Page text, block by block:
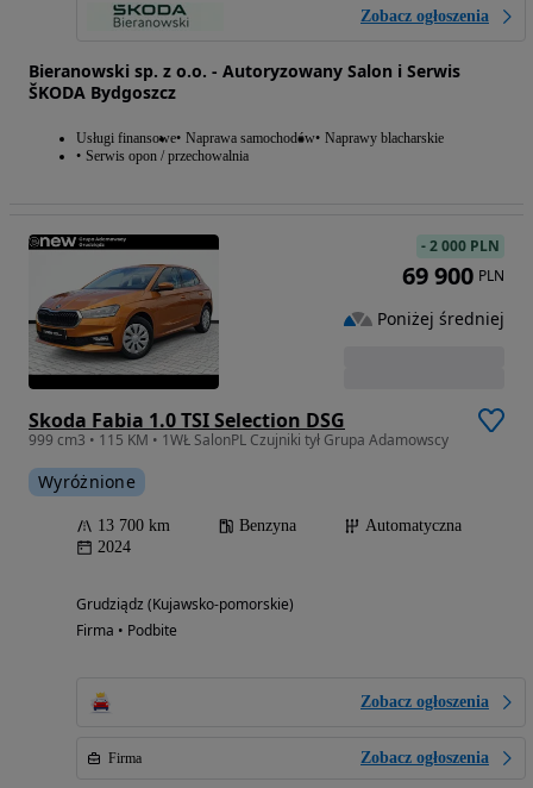
Zobacz ogłoszenia
Bieranowski sp. z o.o. - Autoryzowany Salon i Serwis
ŠKODA Bydgoszcz
Usługi finansowe Naprawa samochodów Naprawy blacharskie
Serwis opon / przechowalnia
Skoda Fabia 1.0 TSI Selection DSG
999 cm3 • 115 KM • 1WŁ SalonPL Czujniki tył Grupa Adamowscy
Wyróżnione
13 700 km Benzyna
Automatyczna
2024
Grudziądz (Kujawsko-pomorskie)
Firma • Podbite
Zobacz ogłoszenia
Firma Zobacz ogłoszenia
-2 000 PLN
69 900 PLN
Poniżej średniej